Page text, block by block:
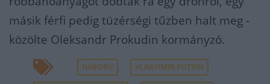
másik férfi pedig tüzérségi tűzben halt meg -
közölte Oleksandr Prokudin kormányzó.
HÁBORÚ VLAGYIMIR PUTYIN